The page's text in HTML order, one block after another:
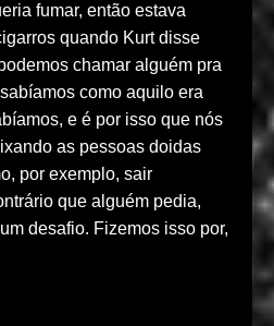
fumar, então estava
quando Kurt disse
chamar alguém pra
como aquilo era
e é por isso que nós
as pessoas doidas
por exemplo, sair
que alguém pedia,
desafio. Fizemos isso por,